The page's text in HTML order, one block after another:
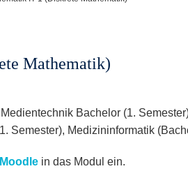
Mathematik)
Bachelor (1.
Semester), Medizininformatik
Moodle in das Modul ein.